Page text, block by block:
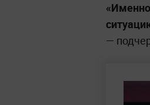
—